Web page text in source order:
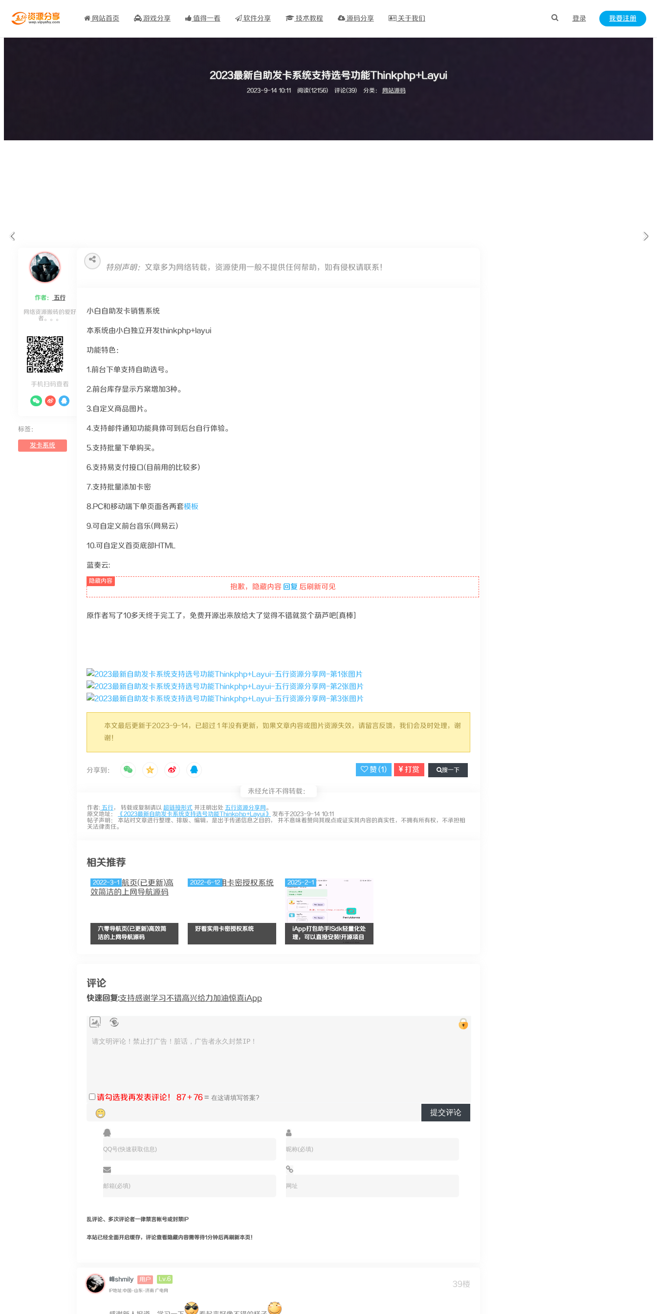
登录 我要注册
网站首页 游戏分享 值得一看 软件分享 技术教程 源码分享 关于我们
2023最新自助发卡系统支持选号功能Thinkphp+Layui
2023-9-14 10:11 阅读(12156) 评论(39) 分类：网站源码
作者： 五行
网络资源搬砖的爱好
者。。。
手机扫码查看
标签：
发卡系统
特别声明： 文章多为网络转载，资源使用一般不提供任何帮助，如有侵权请联系！
小白自助发卡销售系统
本系统由小白独立开发thinkphp+layui
功能特色：
1.前台下单支持自助选号。
2.前台库存显示方案增加3种。
3.自定义商品图片。
4.支持邮件通知功能具体可到后台自行体验。
5.支持批量下单购买。
6.支持易支付接口(目前用的比较多)
7.支持批量添加卡密
8.PC和移动端下单页面各两套模板
9.可自定义前台音乐(网易云)
10.可自定义首页底部HTML
蓝奏云:
抱歉，隐藏内容 回复 后刷新可见
原作者写了10多天终于完工了，免费开源出来放给大了觉得不错就赏个葫芦吧[真棒]
本文最后更新于2023-9-14，已超过 1 年没有更新，如果文章内容或图片资源失效，请留言反馈，我们会及时处理，谢
谢！
分享到： 赞 (1 ) 打赏 搜一下
未经允许不得转载：
作者: 五行， 转载或复制请以 超链接形式 并注明出处 五行资源分享网。
原文地址：
《2023最新自助发卡系统支持选号功能Thinkphp+Layui》 发布于2023-9-14 10:11
帖子声明： 本站对文章进行整理、排版、编辑，是出于传递信息之目的， 并不意味着赞同其观点或证实其内容的真实性，不拥有所有权，不承担相
关法律责任。
相关推荐
六零导航页(已更新)高效简
洁的上网导航源码
2022-3-1
好看实用卡密授权系统
2022-6-12
iApp打包助手!Sdk轻量化处
理，可以直接安装!开源项目
2025-2-1
评论
快速回复:支持感谢学习不错高兴给力加油惊喜iApp
请勾选我再发表评论！ 87 + 76=
提交评论
乱评论、多次评论者一律禁言帐号或封禁IP
本站已经全面开启缓存，评论查看隐藏内容需等待1分钟后再刷新本页！
39楼
峰shmily 用户 Lv.6
IP地址:中国–山东–济南 广电网